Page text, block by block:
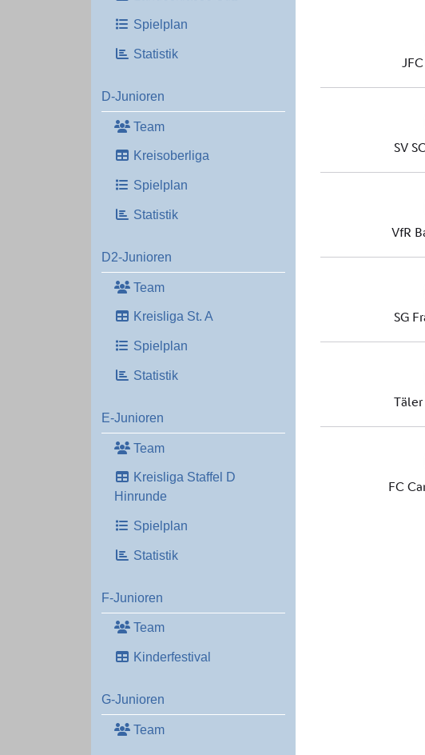
Spielplan
Statistik
D-Junioren
Team
Kreisoberliga
Spielplan
Statistik
D2-Junioren
Team
Kreisliga St. A
Spielplan
Statistik
E-Junioren
Team
Kreisliga Staffel D
Hinrunde
Spielplan
Statistik
F-Junioren
Team
Kinderfestival
G-Junioren
Team